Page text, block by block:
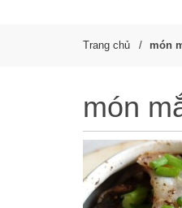
Trang chủ món
món